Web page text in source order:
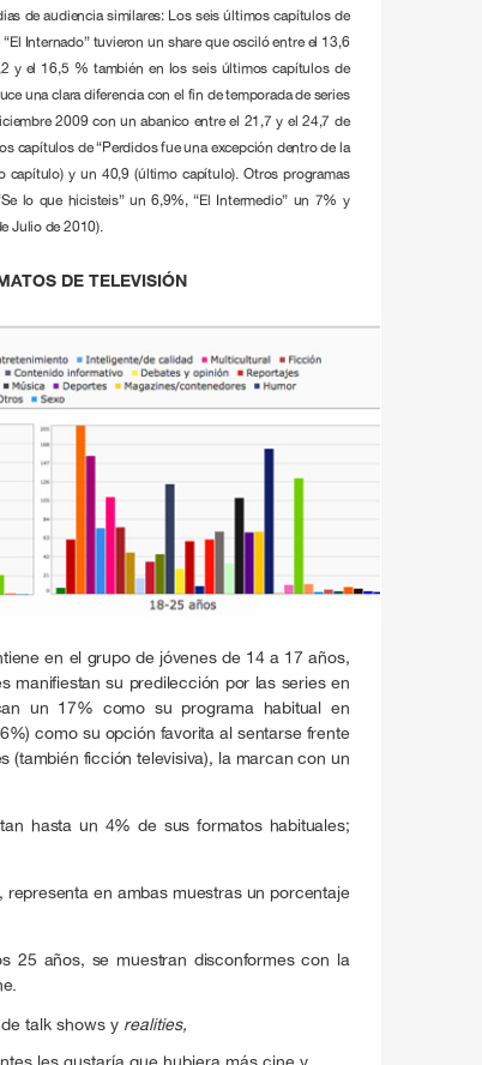
de audiencia similares: Los seis últimos capítulos de
Internado” tuvieron un share que osciló entre el 13,6
y el 16,5 % también en los seis últimos capítulos de
una clara diferencia con el fin de temporada de series
2009 con un abanico entre el 21,7 y el 24,7 de
capítulos de “Perdidos fue una excepción dentro de la
capítulo) y un 40,9 (último capítulo). Otros programas
lo que hicisteis” un 6,9%, “El Intermedio” un 7% y
Julio de 2010).
DE TELEVISIÓN
en el grupo de jóvenes de 14 a 17 años,
manifiestan su predilección por las series en
un 17% como su programa habitual en
como su opción favorita al sentarse frente
(también ficción televisiva), la marcan con un
hasta un 4% de sus formatos habituales;
en ambas muestras un porcentaje
25 años, se muestran disconformes con la
talk shows yrealities,
les gustaría que hubiera más cine y